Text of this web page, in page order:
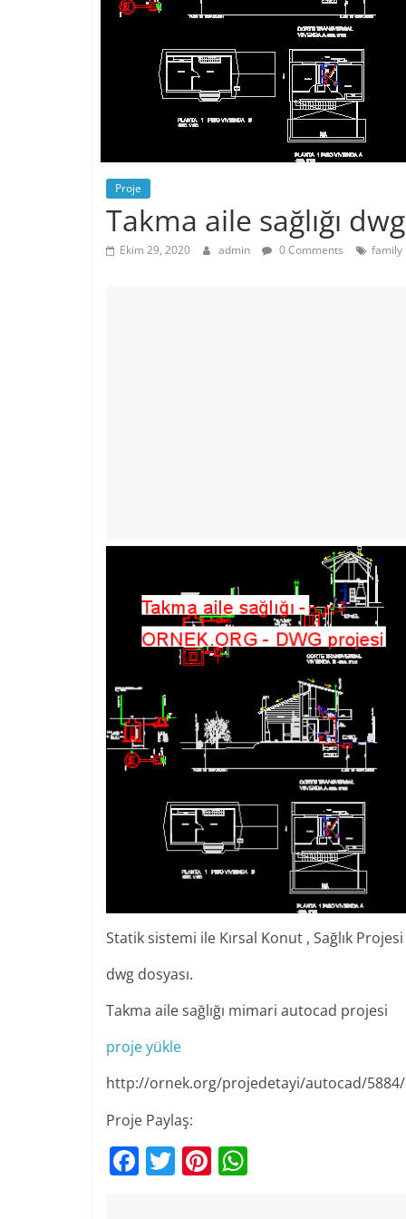
Proje
Takma aile sağlığı
Ekim 29, 2020 admin 0 Comments family
Statik sistemi ile Kırsal Konut , Sağlık
dwg dosyası.
Takma aile sağlığı mimari autocad projesi
proje yükle
http://ornek.org/projedetayi/autocad/5884/
Proje Paylaş:
F T Pi